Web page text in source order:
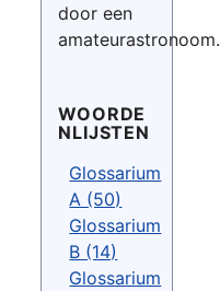
door een
amateurastronoom.
WOORDE
NLIJSTEN
Glossarium
A (50)
Glossarium
B (14)
Glossarium